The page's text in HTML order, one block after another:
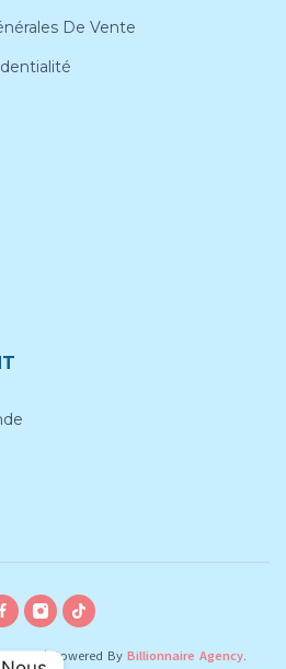
De Vente
|Powered By Billionnaire Agency.